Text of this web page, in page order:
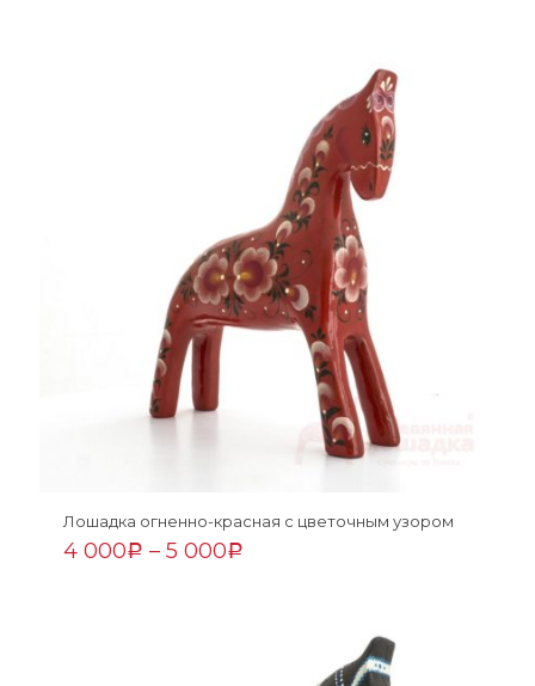
Лошадка огненно-красная с цветочным узором
4 000Р – 5 000Р